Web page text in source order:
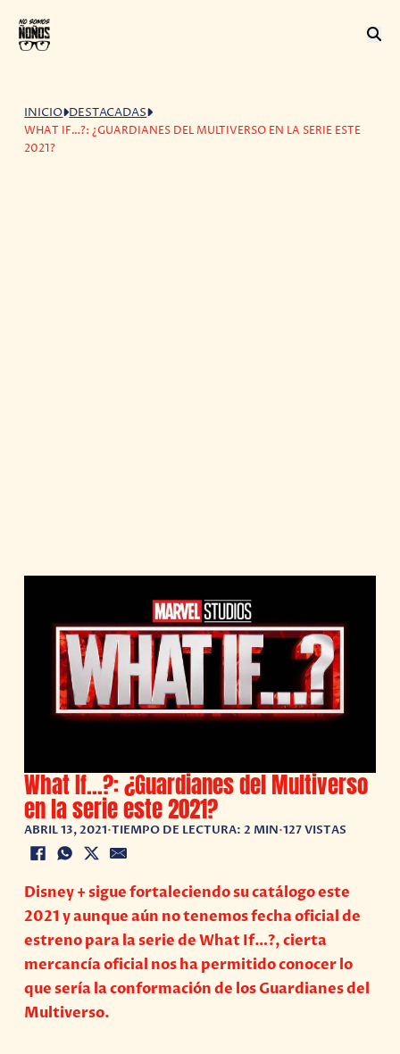
INICIO DESTACADAS
WHAT IF…?: ¿GUARDIANES DEL MULTIVERSO EN LA SERIE ESTE
2021?
What If…?: ¿Guardianes del Multiverso
en la serie este 2021?
ABRIL 13, 2021•TIEMPO DE LECTURA: 2 MIN•127 VISTAS
Disney + sigue fortaleciendo su catálogo este
2021 y aunque aún no tenemos fecha oficial de
estreno para la serie de What If…?, cierta
mercancía oficial nos ha permitido conocer lo
que sería la conformación de los Guardianes del
Multiverso.